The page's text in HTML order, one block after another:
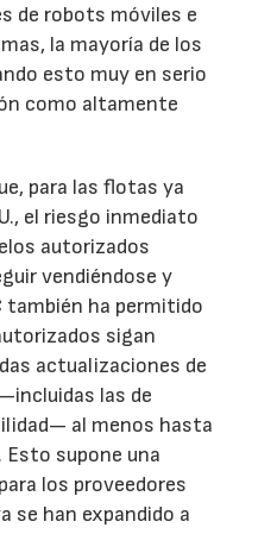
de robots móviles e
la mayoría de los
esto muy en serio
como altamente
para las flotas ya
el riesgo inmediato
autorizados
vendiéndose y
también ha permitido
sigan
actualizaciones de
las de
al menos hasta
Esto supone una
los proveedores
se han expandido a